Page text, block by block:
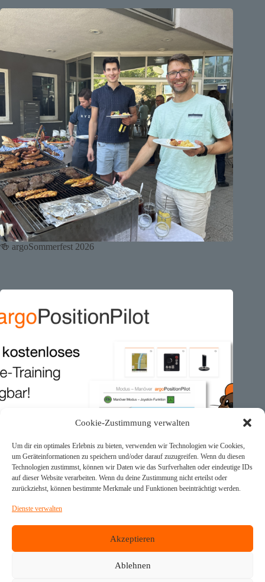
Cookie-Zustimmung verwalten
Um dir ein optimales Erlebnis zu bieten, verwenden wir Technologien wie Cookies,
um Geräteinformationen zu speichern und/oder darauf zuzugreifen. Wenn du diesen
Technologien zustimmst, können wir Daten wie das Surfverhalten oder eindeutige IDs
auf dieser Website verarbeiten. Wenn du deine Zustimmung nicht erteilst oder
zurückziehst, können bestimmte Merkmale und Funktionen beeinträchtigt werden.
Dienste verwalten
Akzeptieren
Ablehnen
🍻 argoSommerfest 2026
🕹️ argoPositionPilot – Kostenloses Online-Training für alle